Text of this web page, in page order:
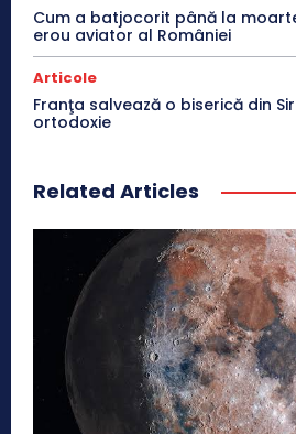
Cum a batjocorit până la
erou aviator al României
Articole
Franţa salvează o biserică din
ortodoxie
Related Articles